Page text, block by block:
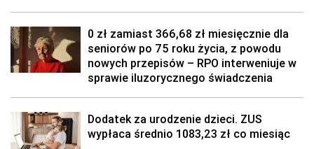
0 zł zamiast 366,68 zł miesięcznie dla
seniorów po 75 roku życia, z powodu
nowych przepisów – RPO interweniuje w
sprawie iluzorycznego świadczenia
Dodatek za urodzenie dzieci. ZUS
wypłaca średnio 1083,23 zł co miesiąc